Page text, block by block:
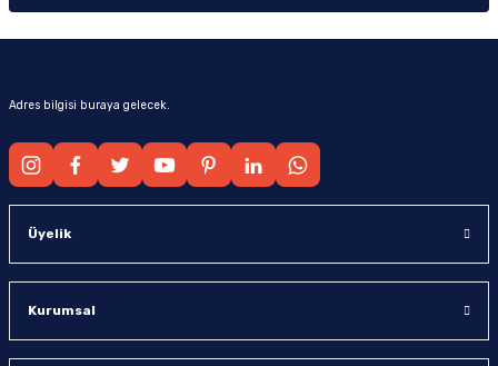
Adres bilgisi buraya gelecek.
Üyelik
Kurumsal